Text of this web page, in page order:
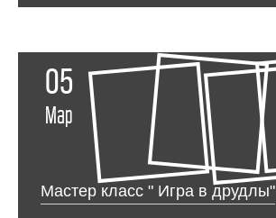
05
Мар
Мастер класс " Игра в друдлы"